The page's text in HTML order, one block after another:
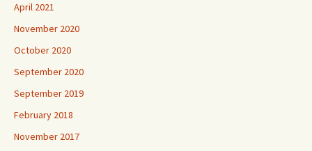
April 2021
November 2020
October 2020
September 2020
September 2019
February 2018
November 2017